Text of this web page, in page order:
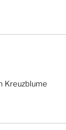
Kreuzblume